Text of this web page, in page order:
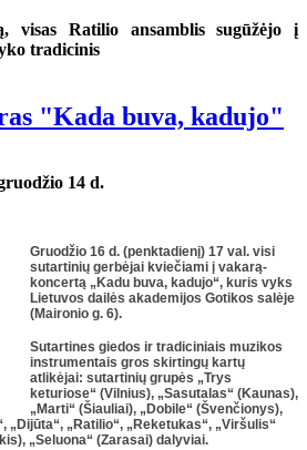
visas Ratilio ansamblis sugūžėjo į
tradicinis
"Kada buva, kadujo"
14 d.
Gruodžio 16 d. (penktadienį) 17 val. visi
sutartinių gerbėjai kviečiami į vakarą-
koncertą „Kadu buva, kadujo“, kuris vyks
Lietuvos dailės akademijos Gotikos salėje
(Maironio g. 6).
Sutartines giedos ir tradiciniais muzikos
instrumentais gros skirtingų kartų
atlikėjai: sutartinių grupės „Trys
keturiose“ (Vilnius), „Sasutalas“ (Kaunas),
„Marti“ (Šiauliai), „Dobile“ (Švenčionys),
„Dijūta“, „Ratilio“, „Reketukas“, „Viršulis“
„Seluona“ (Zarasai) dalyviai.